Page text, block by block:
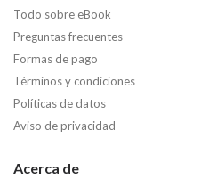
Todo sobre eBook
Preguntas frecuentes
Formas de pago
Términos y condiciones
Políticas de datos
Aviso de privacidad
Acerca de